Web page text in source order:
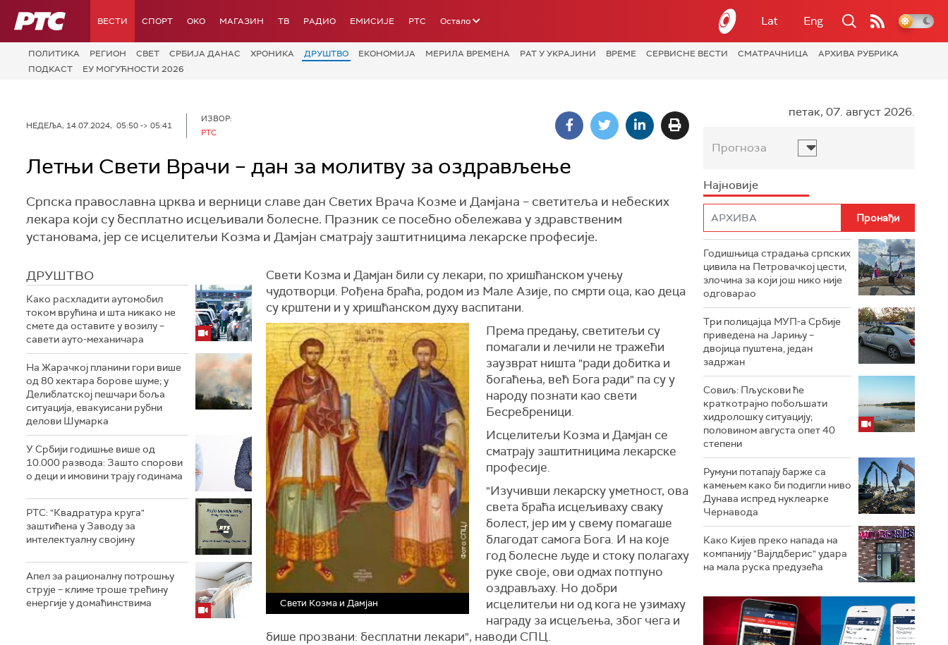
РТС ВЕСТИ СПОРТ OKO МАГАЗИН ТВ РАДИО ЕМИСИЈЕ РТС Остало Lat Eng
ПОЛИТИКА РЕГИОН СВЕТ СРБИЈА ДАНАС ХРОНИКА ДРУШТВО ЕКОНОМИЈА МЕРИЛА ВРЕМЕНА РАТ У УКРАЈИНИ ВРЕМЕ СЕРВИСНЕ ВЕСТИ СМАТРАЧНИЦА
АРХИВА РУБРИКА
ПОДКАСТ
ЕУ МОГУЋНОСТИ 2026
НЕДЕЉА, 14.07.2024, 05:50 -> 05:41
ИЗВОР:
РТС
Летњи Свети Врачи – дан за молитву за оздрављење
Српска православна црква и верници славе дан Светих Врача Козме и Дамјана – светитеља и небеских
лекара који су бесплатно исцељивали болесне. Празник се посебно обележава у здравственим
установама, јер се исцелитељи Козма и Дамјан сматрају заштитницима лекарске професије.
ДРУШТВО
Како расхладити аутомобил
током врућина и шта никако не
смете да оставите у возилу –
савети ауто-механичара
На Жарачкој планини гори више
од 80 хектара борове шуме; у
Делиблатској пешчари боља
ситуација, евакуисани рубни
делови Шумарка
У Србији годишње више од
10.000 развода: Зашто спорови
о деци и имовини трају годинама
РТС: "Квадратура круга"
заштићена у Заводу за
интелектуалну својину
Апел за рационалну потрошњу
струје – климе троше трећину
енергије у домаћинствима
Свети Козма и Дамјан били су лекари, по хришћанском учењу
чудотворци. Рођена браћа, родом из Мале Азије, по смрти оца, као деца
су крштени и у хришћанском духу васпитани.
Свети Козма и Дамјан
Према предању, светитељи су
помагали и лечили не тражећи
заузврат ништа "ради добитка и
богаћења, већ Бога ради" па су у
народу познати као свети
Бесребреници.
Исцелитељи Козма и Дамјан се
сматрају заштитницима лекарске
професије.
"Изучивши лекарску уметност, ова
света браћа исцељиваху сваку
болест, јер им у свему помагаше
благодат самога Бога. И на које
год болесне људе и стоку полагаху
руке своје, ови одмах потпуно
оздрављаху. Но добри
исцелитељи ни од кога не узимаху
награду за исцељења, због чега и
бише прозвани: бесплатни лекари", наводи СПЦ.
петак, 07. август 2026.
Прогноза
Најновије
Годишњица страдања српских
цивила на Петровачкој цести,
злочина за који још нико није
одговарао
Три полицајца МУП-а Србије
приведена на Јарињу –
двојица пуштена, један
задржан
Совиљ: Пљускови ће
краткотрајно побољшати
хидролошку ситуацију;
половином августа опет 40
степени
Румуни потапају барже са
камењем како би подигли ниво
Дунава испред нуклеарке
Чернавода
Како Кијев преко напада на
компанију "Вајлдберис" удара
на мала руска предузећа